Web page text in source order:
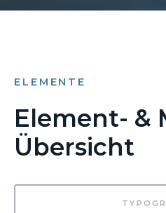
ELEMENTE
Element- &
Übersicht